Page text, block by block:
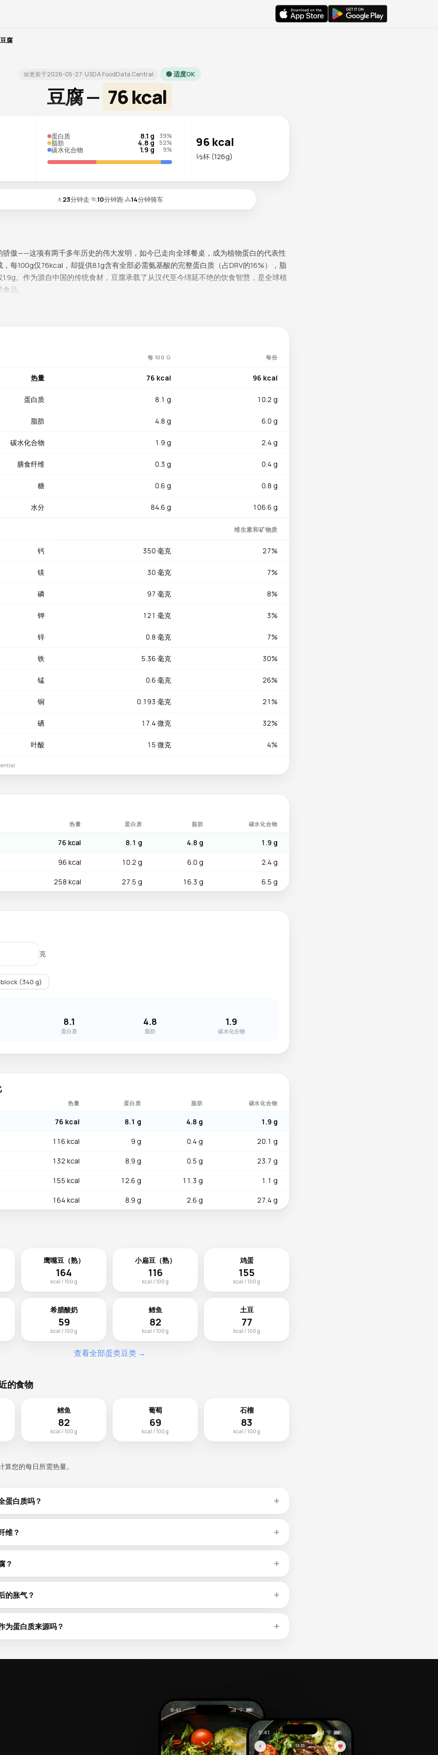
豆腐
📅更新于2026-05-27· USDA FoodData Central 🟢 适度OK
豆腐 — 76 kcal
蛋白质 8.1 g 39%
脂肪 4.8 g 52%
碳水化合物 1.9 g 9%
96 kcal
½杯 (126g)
🚶 23分钟走·🏃10分钟跑·🚴14分钟骑车
骄傲——这项有两千多年历史的伟大发明，如今已走向全球餐桌，成为植物蛋白的代表性
每100g仅76kcal，却提供8.1g含有全部必需氨基酸的完整蛋白质（占DRV的16%），脂
。作为源自中国的传统食材，豆腐承载了从汉代至今绵延不绝的饮食智慧，是全球植
品。
过了一杯牛奶，对骨骼和牙齿健康至关重要。铁含量达5.36mg（占DRV的30%），在植
对维持血红蛋白水平和预防缺铁性贫血非常有益。硒17.4µg（占DRV的32%）发挥抗氧化
由基损伤。锰0.6mg（占DRV的26%）参与骨骼形成和能量代谢，铜0.193mg辅助铁的吸
DRV的14%）和镁30mg（占DRV的7%）进一步支持骨骼和肌肉健康。锌0.8mg参与免
恰恰是它最大的烹饪优势——能完美吸收任何调料和酱汁的味道。嫩豆腐适合凉拌、做汤
的嫩滑细腻。冻豆腐吸汁能力更强，是涮火锅的绝佳搭档。豆腐还可以做成豆腐干、豆腐
每 100 G 每份
热量 76 kcal 96 kcal
蛋白质 8.1 g 10.2 g
脂肪 4.8 g 6.0 g
碳水化合物 1.9 g 2.4 g
膳食纤维 0.3 g 0.4 g
糖 0.6 g 0.8 g
水分 84.6 g 106.6 g
维生素和矿物质
钙 350 毫克 27%
镁 30 毫克 7%
磷 97 毫克 8%
钾 121 毫克 3%
锌 0.8 毫克 7%
铁 5.36 毫克 30%
锰 0.6 毫克 26%
铜 0.193 毫克 21%
硒 17.4 微克 32%
叶酸 15 微克 4%
热量 蛋白质 脂肪 碳水化合物
76 kcal 8.1 g 4.8 g 1.9 g
96 kcal 10.2 g 6.0 g 2.4 g
258 kcal 27.5 g 16.3 g 6.5 g
克
block (340 g)
8.1
蛋白质
4.8
脂肪
1.9
碳水化合物
热量 蛋白质 脂肪 碳水化合物
76 kcal 8.1 g 4.8 g 1.9 g
116 kcal 9 g 0.4 g 20.1 g
132 kcal 8.9 g 0.5 g 23.7 g
155 kcal 12.6 g 11.3 g 1.1 g
164 kcal 8.9 g 2.6 g 27.4 g
鹰嘴豆（熟）
164
kcal / 100 g
小扁豆（熟）
116
kcal / 100 g
鸡蛋
155
kcal / 100 g
希腊酸奶
59
kcal / 100 g
鳕鱼
82
kcal / 100 g
土豆
77
kcal / 100 g
查看全部蛋类豆类 →
的食物
鳕鱼
82
kcal / 100 g
葡萄
69
kcal / 100 g
石榴
83
kcal / 100 g
算您的每日所需热量。
蛋白质吗？
蛋白质，但与大多数豆类一样，蛋氨酸含量较低。在一天中与谷物（米饭、面包）搭配食
基酸组合。大豆是例外——它本身就是完全蛋白质。
维？
食纤维——是天然食物中最丰富的纤维来源之一。这些纤维有助于消化、调节血糖、增加持
每100g 76 kcal。
？
12小时，可以缩短烹饪时间并改善消化。倒掉浸泡水，用新水煮至软烂。罐装豆腐是方便
水冲洗以减少钠含量。
的胀气？
量，让肠道细菌适应。将干豆腐浸泡后倒掉浸泡水，可以去除一些产气的低聚糖。添加孜
料，以及充分咀嚼，也有帮助。
为蛋白质来源吗？